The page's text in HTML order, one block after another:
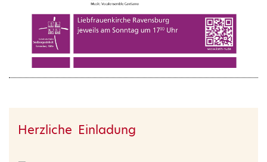
Herzliche Einladung